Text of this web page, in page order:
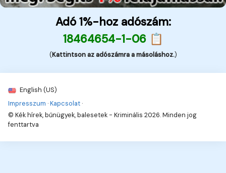
Adó 1%-hoz adószám:
18464654-1-06 📋
(Kattintson az adószámra a másoláshoz.)
English (US)
Impresszum ·Kapcsolat ·
© Kék hírek, bűnügyek, balesetek - Kriminális 2026. Minden jog
fenttartva